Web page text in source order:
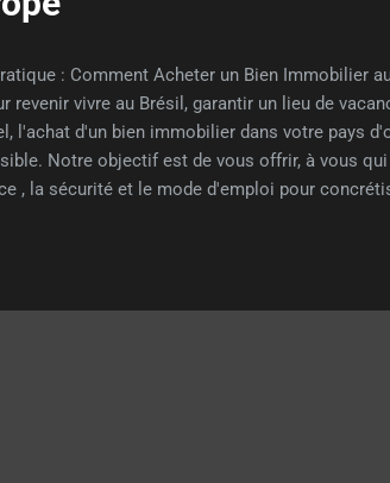
: Comment Acheter un Bien Immobilier
revenir vivre au Brésil, garantir un lieu de
l'achat d'un bien immobilier dans votre pays
Notre objectif est de vous offrir, à vous
, la sécurité et le mode d'emploi pour